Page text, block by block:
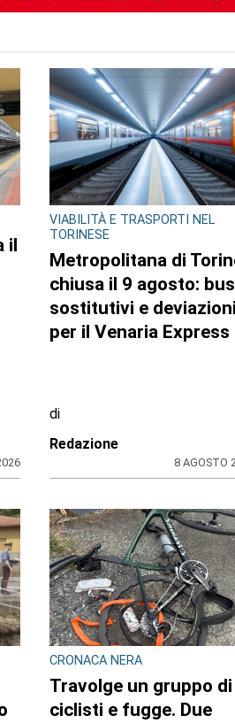
AUTORE
CONSIGLIO REGIONALE
Ambiente e conti
pubblici al centro
dell’attività questa
settimana in Consiglio
VIABILITÀ E TRASPORTI NEL
TORINESE